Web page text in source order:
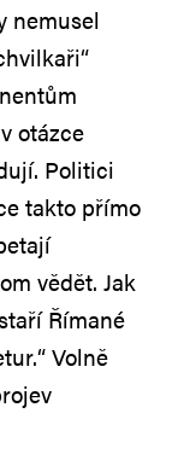
nemusel
otázce
Politici
takto přímo
vědět. Jak
Římané
Volně